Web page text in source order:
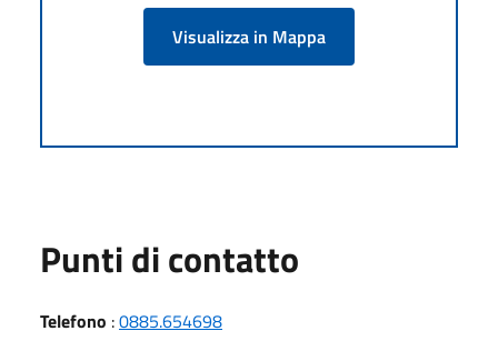
Visualizza in Mappa
Punti di contatto
Telefono :0885.654698